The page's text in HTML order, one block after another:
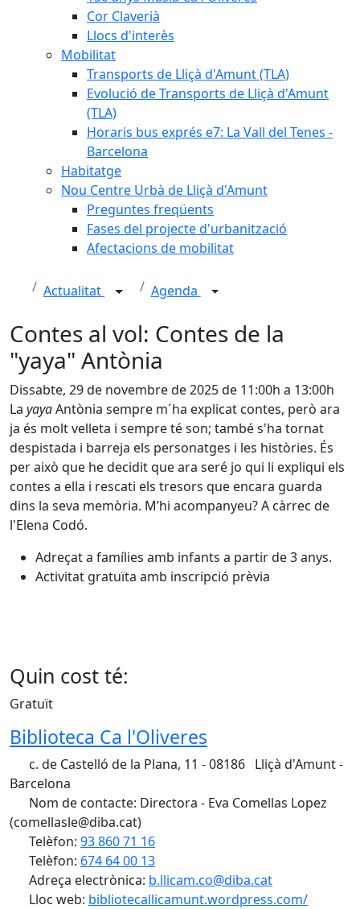
Cor Claverià
Llocs d'interès
Mobilitat
Transports de Lliçà d'Amunt (TLA)
Evolució de Transports de Lliçà d'Amunt
(TLA)
Horaris bus exprés e7: La Vall del Tenes -
Barcelona
Habitatge
Nou Centre Urbà de Lliçà d'Amunt
Preguntes freqüents
Fases del projecte d'urbanització
Afectacions de mobilitat
Actualitat Agenda
Contes al vol: Contes de la
"yaya" Antònia
Dissabte, 29 de novembre de 2025 de 11:00h a 13:00h
La yayaAntònia sempre m´ha explicat contes, però ara
ja és molt velleta i sempre té son; també s'ha tornat
despistada i barreja els personatges i les històries. És
per això que he decidit que ara seré jo qui li expliqui els
contes a ella i rescati els tresors que encara guarda
dins la seva memòria. M’hi acompanyeu? A càrrec de
l'Elena Codó.
Adreçat a famílies amb infants a partir de 3 anys.
Activitat gratuïta amb inscripció prèvia
Quin cost té:
Gratuït
Biblioteca Ca l'Oliveres
c. de Castelló de la Plana, 11 - 08186 Lliçà d'Amunt -
Barcelona
Nom de contacte: Directora - Eva Comellas Lopez
(comellasle@diba.cat)
Telèfon: 93 860 71 16
Telèfon: 674 64 00 13
Adreça electrònica: b.llicam.co@diba.cat
Lloc web: bibliotecallicamunt.wordpress.com/